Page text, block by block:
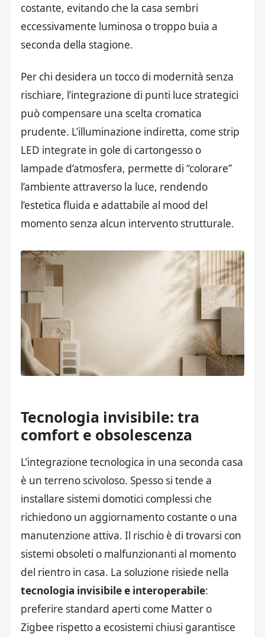
costante, evitando che la casa sembri
eccessivamente luminosa o troppo buia a
seconda della stagione.
Per chi desidera un tocco di modernità senza
rischiare, l’integrazione di punti luce strategici
può compensare una scelta cromatica
prudente. L’illuminazione indiretta, come strip
LED integrate in gole di cartongesso o
lampade d’atmosfera, permette di “colorare”
l’ambiente attraverso la luce, rendendo
l’estetica fluida e adattabile al mood del
momento senza alcun intervento strutturale.
Tecnologia invisibile: tra
comfort e obsolescenza
L’integrazione tecnologica in una seconda casa
è un terreno scivoloso. Spesso si tende a
installare sistemi domotici complessi che
richiedono un aggiornamento costante o una
manutenzione attiva. Il rischio è di trovarsi con
sistemi obsoleti o malfunzionanti al momento
del rientro in casa. La soluzione risiede nella
tecnologia invisibile e interoperabile:
preferire standard aperti come Matter o
Zigbee rispetto a ecosistemi chiusi garantisce